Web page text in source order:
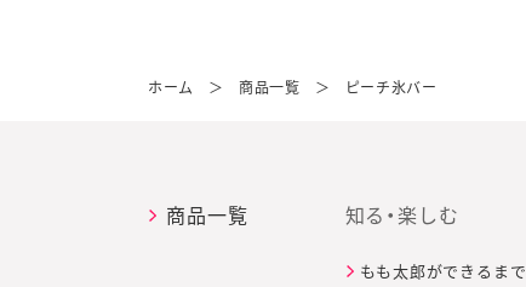
ホーム ＞ 商品一覧 ＞ ピーチ氷バー
商品一覧 知る・楽しむ
もも太郎ができるまで